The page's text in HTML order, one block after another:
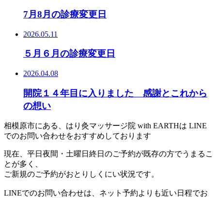
7月8月の診療変更日
2026.05.11
５月６月の診療変更日
2026.04.08
開院１４年目に入りました 感謝とこれから
の想い
相模原市にある、はり灸マッサージ院 with EARTHは LINE
でのお問い合わせをおすすめしております
現在、平日夜間・土曜日終日のご予約が既存の方でうまるこ
とが多く、
ご新規のご予約がおとりしくにい状況です。
LINEでのお問い合わせは、ネット予約よりも近い日程でお